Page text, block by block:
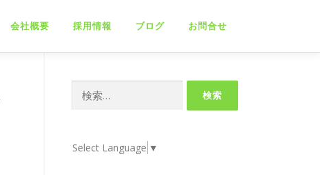
会社概要 採用情報 ブログ お問合せ
Select Language ▼